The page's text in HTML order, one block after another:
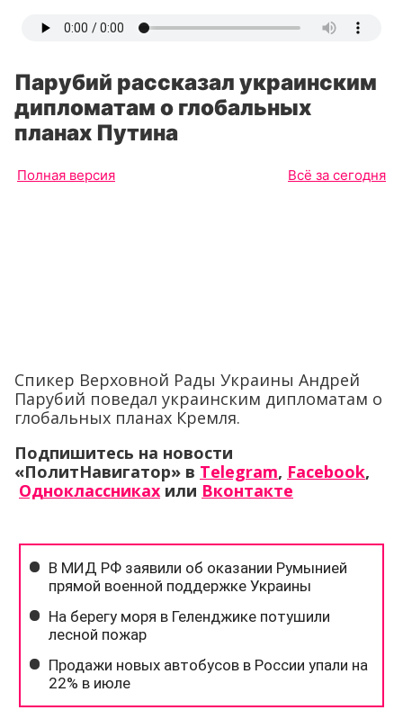
Парубий рассказал украинским
дипломатам о глобальных
планах Путина
Полная версия Всё за сегодня
Спикер Верховной Рады Украины Андрей
Парубий поведал украинским дипломатам о
глобальных планах Кремля.
Подпишитесь на новости
«ПолитНавигатор» в Telegram, Facebook,
Одноклассниках или Вконтакте